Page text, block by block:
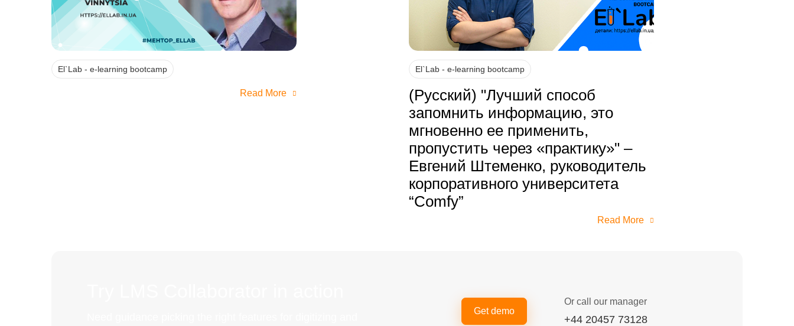
El`Lab - e-learning bootcamp
Read More
El`Lab - e-learning bootcamp
(Русский) "Лучший способ
запомнить информацию, это
мгновенно ее применить,
пропустить через «практику»" –
Евгений Штеменко, руководитель
корпоративного университета
“Comfy”
Read More
Get demo
Or call our manager
+44 20457 73128